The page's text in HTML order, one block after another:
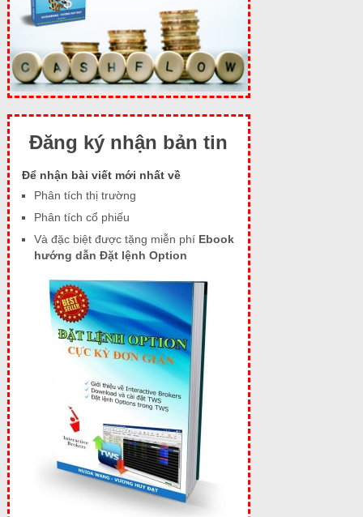
Đăng ký nhận bản tin
Để nhận bài viết mới nhất về
Phân tích thị trường
Phân tích cổ phiếu
Và đặc biệt được tặng miễn phí Ebook
hướng dẫn Đặt lệnh Option